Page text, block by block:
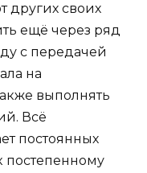
других своих
ещё через ряд
с передачей
на
выполнять
Всё
постоянных
постепенному